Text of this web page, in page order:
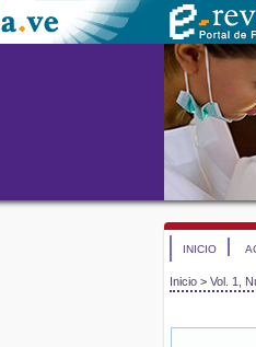
INICIO
Inicio > Vol. 1,